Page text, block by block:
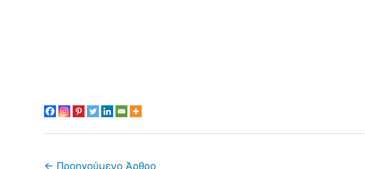
← Προηγούμενο Άρθρο